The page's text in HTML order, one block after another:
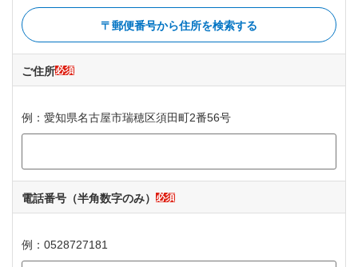
郵便番号から住所を検索する
ご住所必須
例：愛知県名古屋市瑞穂区須田町2番56号
電話番号 （半角数字のみ） 必須
例：0528727181